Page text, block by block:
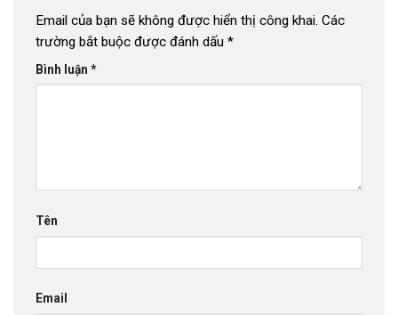
Email của bạn sẽ không được hiển thị công khai. Các
trường bắt buộc được đánh dấu *
Bình luận *
Tên
Email